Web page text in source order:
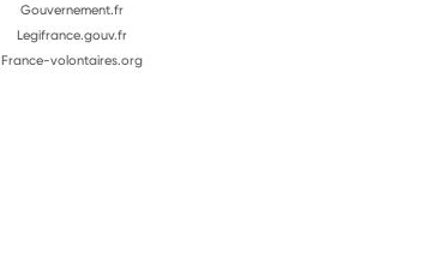
Gouvernement.fr
Legifrance.gouv.fr
France-volontaires.org